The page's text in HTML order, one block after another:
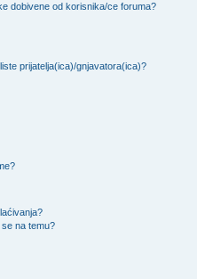
dobivene od korisnika/ce foruma?
prijatelja(ica)/gnjavatora(ica)?
na temu?